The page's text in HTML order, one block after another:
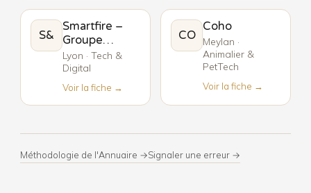
S&
Smartfire –
Groupe
CEETADEL
Lyon · Tech &
Digital
Voir la fiche →
CO
Coho
Meylan ·
Animalier &
PetTech
Voir la fiche →
Méthodologie de l'Annuaire →Signaler une erreur →